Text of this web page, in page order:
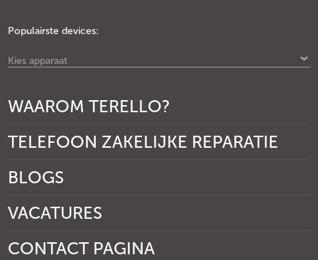
Populairste devices:
Kies apparaat
WAAROM TERELLO?
TELEFOON ZAKELIJKE REPARATIE
BLOGS
VACATURES
CONTACT PAGINA